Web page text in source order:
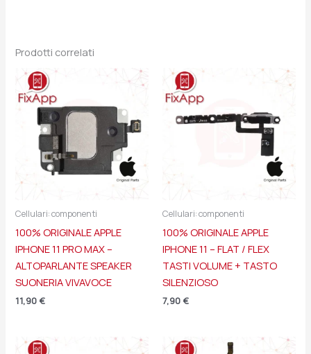
Prodotti correlati
Cellulari: componenti
100% ORIGINALE APPLE
IPHONE 11 PRO MAX –
ALTOPARLANTE SPEAKER
SUONERIA VIVAVOCE
11,90 €
Cellulari: componenti
100% ORIGINALE APPLE
IPHONE 11 – FLAT / FLEX
TASTI VOLUME + TASTO
SILENZIOSO
7,90 €